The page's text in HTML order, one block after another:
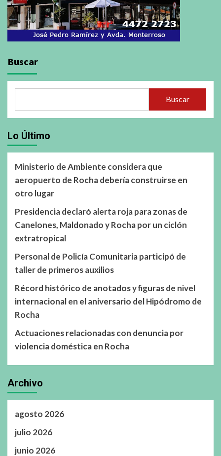
Buscar
Buscar
Lo Último
Ministerio de Ambiente considera que
aeropuerto de Rocha debería construirse en
otro lugar
Presidencia declaró alerta roja para zonas de
Canelones, Maldonado y Rocha por un ciclón
extratropical
Personal de Policía Comunitaria participó de
taller de primeros auxilios
Récord histórico de anotados y figuras de nivel
internacional en el aniversario del Hipódromo de
Rocha
Actuaciones relacionadas con denuncia por
violencia doméstica en Rocha
Archivo
agosto 2026
julio 2026
junio 2026